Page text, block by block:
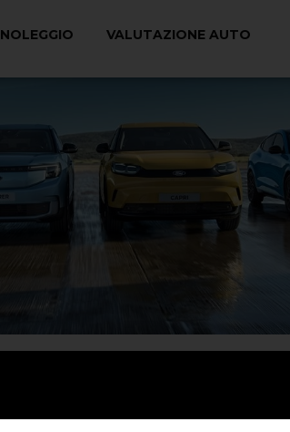
NOLEGGIO VALUTAZIONE AUTO